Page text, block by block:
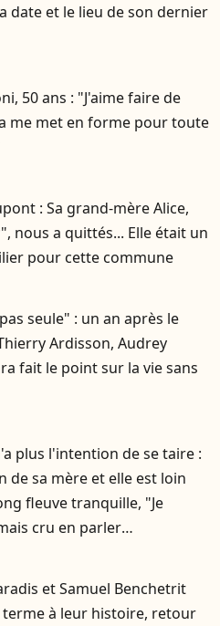
date et le lieu de son dernier
50 ans : "J'aime faire de
me met en forme pour toute
: Sa grand-mère Alice,
nous a quittés... Elle était un
pour cette commune
seule" : un an après le
Ardisson, Audrey
fait le point sur la vie sans
plus l'intention de se taire :
de sa mère et elle est loin
fleuve tranquille, "Je
cru en parler
et Samuel Benchetrit
à leur histoire, retour